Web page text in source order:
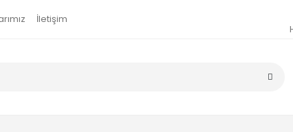
İletişim